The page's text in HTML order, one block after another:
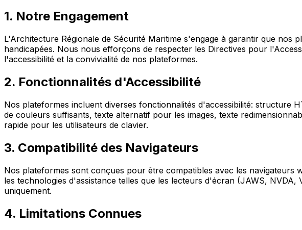
1. Notre Engagement
L'Architecture Régionale de Sécurité Maritime s'engage à garantir que nos
handicapées. Nous nous efforçons de respecter les Directives pour
l'accessibilité et la convivialité de nos plateformes.
2. Fonctionnalités d'Accessibilité
Nos plateformes incluent diverses fonctionnalités d'accessibilité: structure
de couleurs suffisants, texte alternatif pour les images, texte
rapide pour les utilisateurs de clavier.
3. Compatibilité des Navigateurs
Nos plateformes sont conçues pour être compatibles avec les
les technologies d'assistance telles que les lecteurs d'écran (JAWS,
uniquement.
4. Limitations Connues